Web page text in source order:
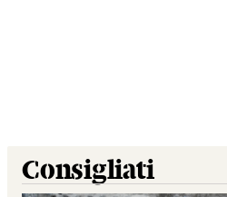
Consigliati